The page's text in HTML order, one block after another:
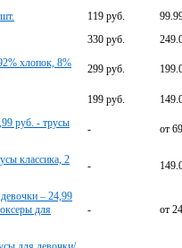
119 руб.
330 руб.
хлопок, 8%
299 руб.
199 руб.
руб. - трусы
- от
классика, 2
-
– 24,99
для
- от